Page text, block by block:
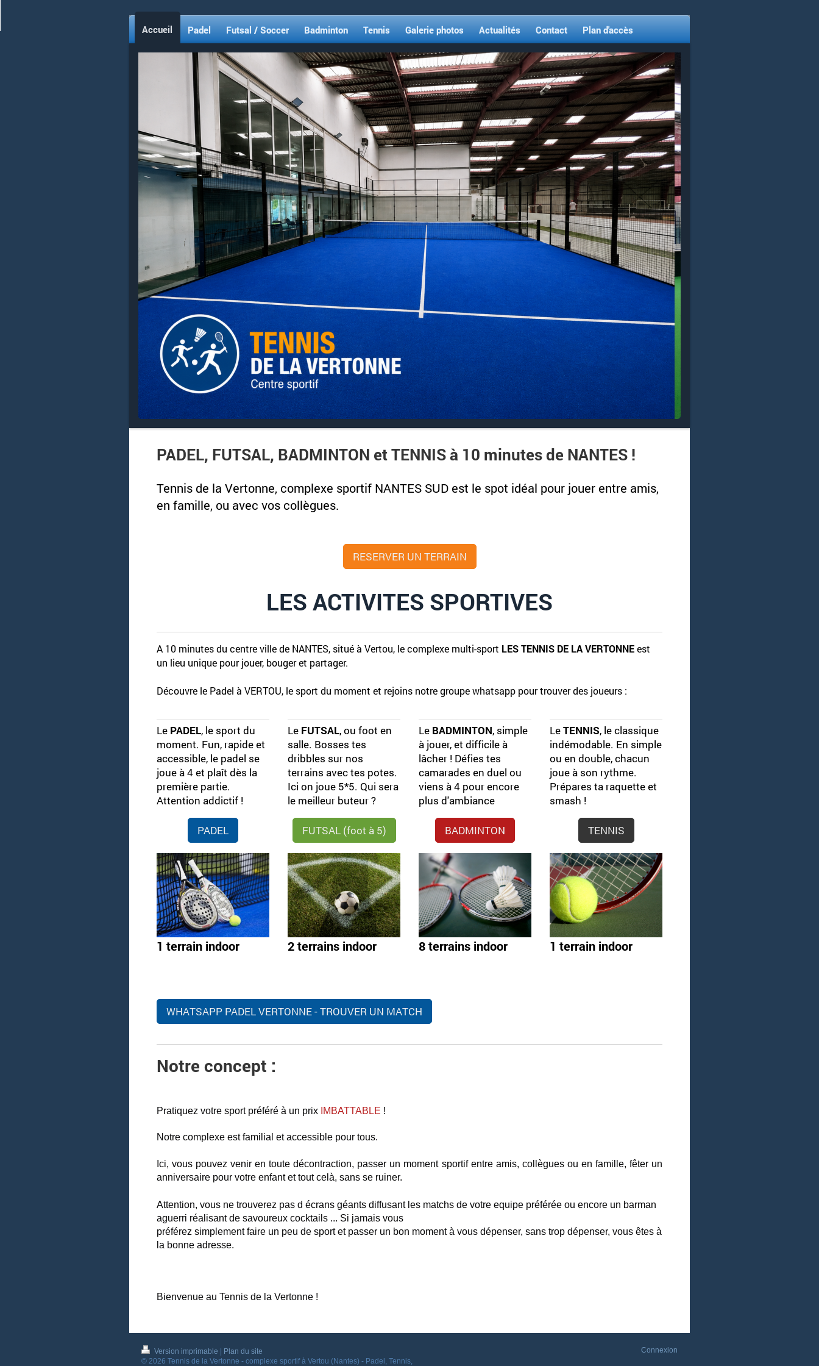
Accueil Padel Futsal / Soccer Badminton Tennis Galerie photos Actualités Contact Plan d'accès
PADEL, FUTSAL, BADMINTON et TENNIS à 10 minutes de NANTES !
Tennis de la Vertonne, complexe sportif NANTES SUD est le spot idéal pour jouer entre amis,
en famille, ou avec vos collègues.
RESERVER UN TERRAIN
LES ACTIVITES SPORTIVES
A 10 minutes du centre ville de NANTES, situé à Vertou, le complexe multi-sport LES TENNIS DE LA VERTONNEest
un lieu unique pour jouer, bouger et partager.
Découvre le Padel à VERTOU, le sport du moment et rejoins notre groupe whatsapp pour trouver des joueurs :
Le PADEL, le sport du
moment. Fun, rapide et
accessible, le padel se
joue à 4 et plaît dès la
première partie.
Attention addictif !
PADEL
1 terrain indoor
Le FUTSAL, ou foot en
salle. Bosses tes
dribbles sur nos
terrains avec tes potes.
Ici on joue 5*5. Qui sera
le meilleur buteur ?
FUTSAL (foot à 5)
2 terrains indoor
Le BADMINTON, simple
à jouer, et difficile à
lâcher ! Défies tes
camarades en duel ou
viens à 4 pour encore
plus d'ambiance
BADMINTON
8 terrains indoor
LeTENNIS, le classique
indémodable. En simple
ou en double, chacun
joue à son rythme.
Prépares ta raquette et
smash !
TENNIS
1 terrain indoor
WHATSAPP PADEL VERTONNE - TROUVER UN MATCH
Notre concept :
Pratiquez votre sport préféré à un prix IMBATTABLE !
Notre complexe est familial et accessible pour tous.
Ici, vous pouvez venir en toute décontraction, passer un moment sportif entre amis, collègues ou en famille, fêter un
anniversaire pour votre enfant et tout celà, sans se ruiner.
Attention, vous ne trouverez pas d écrans géants diffusant les matchs de votre equipe préférée ou encore un barman
aguerri réalisant de savoureux cocktails ... Si jamais vous
préférez simplement faire un peu de sport et passer un bon moment à vous dépenser, sans trop dépenser, vous êtes à
la bonne adresse.
Bienvenue au Tennis de la Vertonne !
Version imprimable | Plan du site
© 2026 Tennis de la Vertonne - complexe sportif à Vertou (Nantes) - Padel, Tennis,
Connexion